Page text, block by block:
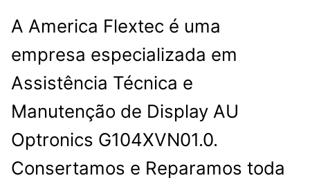
A America Flextec é uma
empresa especializada em
Assistência Técnica e
Manutenção de Display AU
Optronics G104XVN01.0.
Consertamos e Reparamos toda